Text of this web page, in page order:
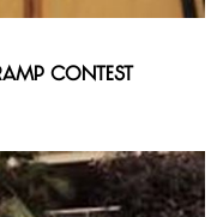
Contest